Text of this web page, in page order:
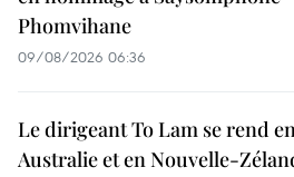
Phomvihane
09/08/2026 06:36
Le dirigeant To Lam se rend
Australie et en Nouvelle-